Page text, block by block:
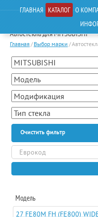
ГЛАВНАЯ КАТАЛОГ О
Автостекла для MITSUBISHI
Главная / Выбор марки /
Очистить фильтр
Модель
27 FE80M FH (FE800)